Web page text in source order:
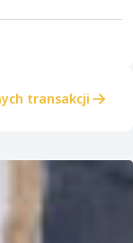
transakcji